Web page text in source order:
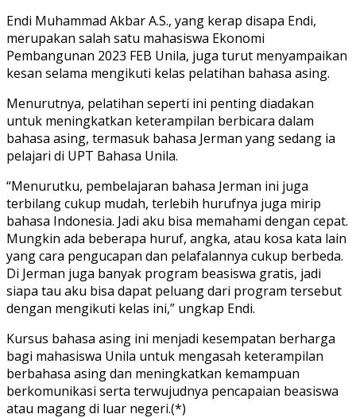
Endi Muhammad Akbar A.S., yang kerap disapa Endi,
merupakan salah satu mahasiswa Ekonomi
Pembangunan 2023 FEB Unila, juga turut menyampaikan
kesan selama mengikuti kelas pelatihan bahasa asing.
Menurutnya, pelatihan seperti ini penting diadakan
untuk meningkatkan keterampilan berbicara dalam
bahasa asing, termasuk bahasa Jerman yang sedang ia
pelajari di UPT Bahasa Unila.
“Menurutku, pembelajaran bahasa Jerman ini juga
terbilang cukup mudah, terlebih hurufnya juga mirip
bahasa Indonesia. Jadi aku bisa memahami dengan cepat.
Mungkin ada beberapa huruf, angka, atau kosa kata lain
yang cara pengucapan dan pelafalannya cukup berbeda.
Di Jerman juga banyak program beasiswa gratis, jadi
siapa tau aku bisa dapat peluang dari program tersebut
dengan mengikuti kelas ini,” ungkap Endi.
Kursus bahasa asing ini menjadi kesempatan berharga
bagi mahasiswa Unila untuk mengasah keterampilan
berbahasa asing dan meningkatkan kemampuan
berkomunikasi serta terwujudnya pencapaian beasiswa
atau magang di luar negeri.(*)